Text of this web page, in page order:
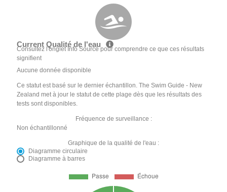
Current Qualité de l'eau
Consultez l'onglet Info Source pour comprendre ce que ces résultats
signifient
Aucune donnée disponible
Ce statut est basé sur le dernier échantillon. The Swim Guide - New
Zealand met à jour le statut de cette plage dès que les résultats des
tests sont disponibles.
Fréquence de surveillance :
Non échantillonné
Graphique de la qualité de l'eau :
Diagramme circulaire
Diagramme à barres